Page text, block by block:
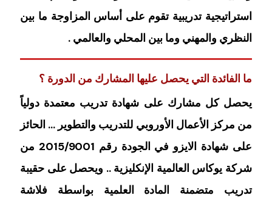
استراتيجية تدريبية تقوم على أساس المزاوجة ما بين
النظري والمهني وما بين المحلي والعالمي .
ما الفائدة التي يحصل عليها المشارك من الدورة ؟
يحصل كل مشارك على شهادة تدريب معتمدة دولياً
من مركز الأعمال الأوروبي للتدريب والتطوير … الحائز
على شهادة الايزو في الجودة رقم 2015/9001 من
شركة يوكاس العالمية الإنكليزية .. ويحصل على حقيبة
تدريب متضمنة المادة العلمية بواسطة فلاشة